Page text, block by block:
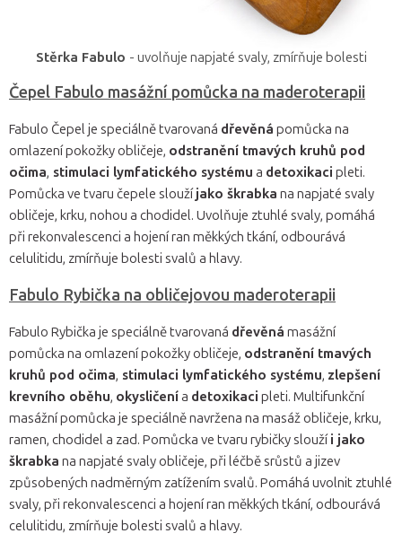
Stěrka Fabulo - uvolňuje napjaté svaly, zmírňuje bolesti
Čepel Fabulo masážní pomůcka na maderoterapii
Fabulo Čepel je speciálně tvarovaná dřevěná pomůcka na
omlazení pokožky obličeje, odstranění tmavých kruhů pod
očima, stimulaci lymfatického systému a detoxikaci pleti.
Pomůcka ve tvaru čepele sloužíjako škrabka na napjaté svaly
obličeje, krku, nohou a chodidel. Uvolňuje ztuhlé svaly, pomáhá
při rekonvalescenci a hojení ran měkkých tkání, odbourává
celulitidu, zmírňuje bolesti svalů a hlavy.
Fabulo Rybička na obličejovou maderoterapii
Fabulo Rybička je speciálně tvarovaná dřevěná masážní
pomůcka na omlazení pokožky obličeje, odstranění tmavých
kruhů pod očima, stimulaci lymfatického systému, zlepšení
krevního oběhu, okysličenía detoxikaci pleti. Multifunkční
masážní pomůcka je speciálně navržena na masáž obličeje, krku,
ramen, chodidel a zad. Pomůcka ve tvaru rybičky sloužíi jako
škrabka na napjaté svaly obličeje, při léčbě srůstů a jizev
způsobených nadměrným zatížením svalů. Pomáhá uvolnit ztuhlé
svaly, při rekonvalescenci a hojení ran měkkých tkání, odbourává
celulitidu, zmírňuje bolesti svalů a hlavy.